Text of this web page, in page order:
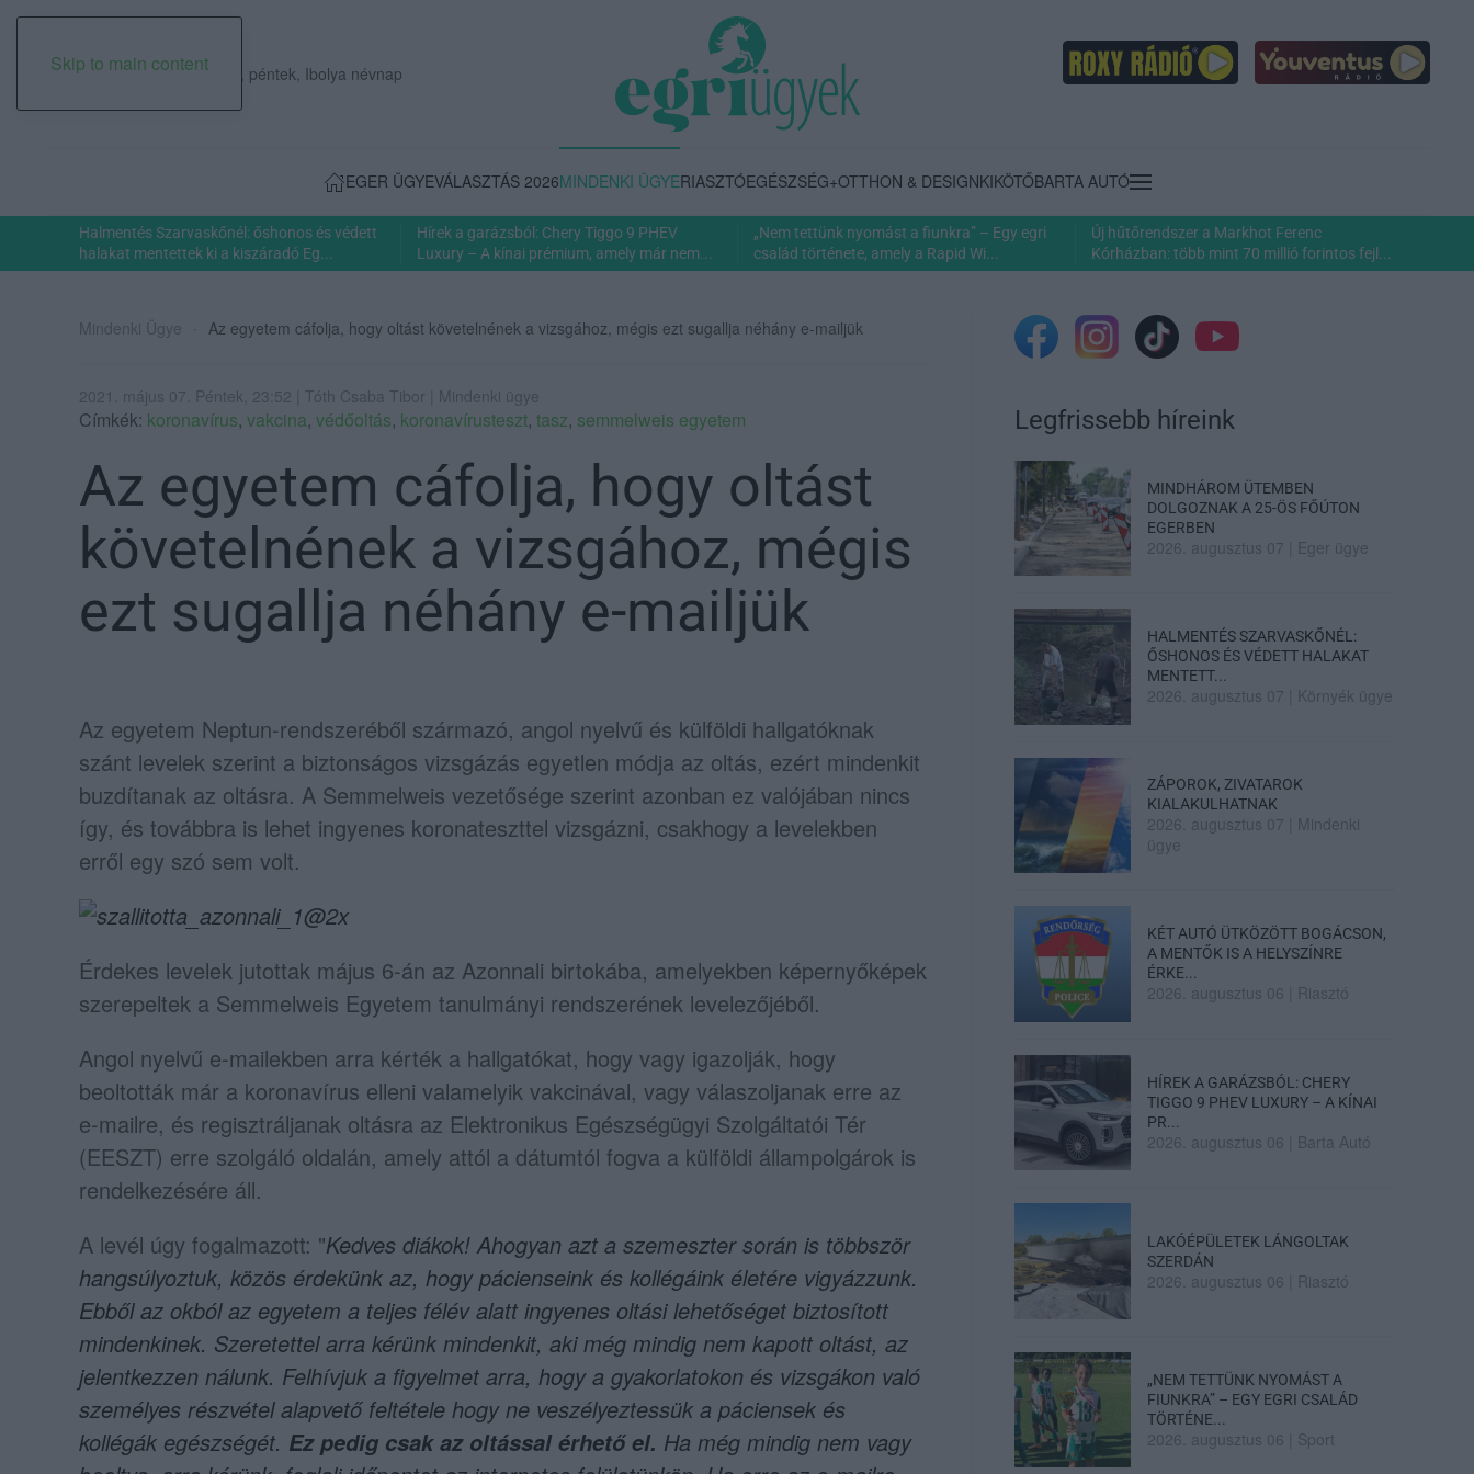
Skip to main content
2026. augusztus 07., péntek, Ibolya névnap
EGER ÜGYEVÁLASZTÁS 2026MINDENKI ÜGYERIASZTÓEGÉSZSÉG+OTTHON & DESIGNKIKÖTŐBARTA AUTÓ
Halmentés Szarvaskőnél: őshonos és védett
halakat mentettek ki a kiszáradó Eg...
Hírek a garázsból: Chery Tiggo 9 PHEV
Luxury – A kínai prémium, amely már nem...
„Nem tettünk nyomást a fiunkra” – Egy egri
család története, amely a Rapid Wi...
Új hűtőrendszer a Markhot Ferenc
Kórházban: több mint 70 millió forintos fejl...
Mindenki Ügye Az egyetem cáfolja, hogy oltást követelnének a vizsgához, mégis ezt sugallja néhány e-mailjük
2021. május 07. Péntek, 23:52 | Tóth Csaba Tibor | Mindenki ügye
Címkék: koronavírus, vakcina, védőoltás, koronavírusteszt, tasz, semmelweis egyetem
Az egyetem cáfolja, hogy oltást
követelnének a vizsgához, mégis
ezt sugallja néhány e-mailjük
Az egyetem Neptun-rendszeréből származó, angol nyelvű és külföldi hallgatóknak
szánt levelek szerint a biztonságos vizsgázás egyetlen módja az oltás, ezért mindenkit
buzdítanak az oltásra. A Semmelweis vezetősége szerint azonban ez valójában nincs
így, és továbbra is lehet ingyenes koronateszttel vizsgázni, csakhogy a levelekben
erről egy szó sem volt.
Érdekes levelek jutottak május 6-án az Azonnali birtokába, amelyekben képernyőképek
szerepeltek a Semmelweis Egyetem tanulmányi rendszerének levelezőjéből.
Angol nyelvű e-mailekben arra kérték a hallgatókat, hogy vagy igazolják, hogy
beoltották már a koronavírus elleni valamelyik vakcinával, vagy válaszoljanak erre az
e-mailre, és regisztráljanak oltásra az Elektronikus Egészségügyi Szolgáltatói Tér
(EESZT) erre szolgáló oldalán, amely attól a dátumtól fogva a külföldi állampolgárok is
rendelkezésére áll.
A levél úgy fogalmazott: "Kedves diákok! Ahogyan azt a szemeszter során is többször
hangsúlyoztuk, közös érdekünk az, hogy pácienseink és kollégáink életére vigyázzunk.
Ebből az okból az egyetem a teljes félév alatt ingyenes oltási lehetőséget biztosított
mindenkinek. Szeretettel arra kérünk mindenkit, aki még mindig nem kapott oltást, az
jelentkezzen nálunk. Felhívjuk a figyelmet arra, hogy a gyakorlatokon és vizsgákon való
személyes részvétel alapvető feltétele hogy ne veszélyeztessük a páciensek és
kollégák egészségét. Ez pedig csak az oltással érhető el. Ha még mindig nem vagy
Legfrissebb híreink
MINDHÁROM ÜTEMBEN
DOLGOZNAK A 25-ÖS FŐÚTON
EGERBEN
2026. augusztus 07 Eger ügye
HALMENTÉS SZARVASKŐNÉL:
ŐSHONOS ÉS VÉDETT HALAKAT
MENTETT...
2026. augusztus 07 Környék ügye
ZÁPOROK, ZIVATAROK
KIALAKULHATNAK
2026. augusztus 07
Mindenki
ügye
KÉT AUTÓ ÜTKÖZÖTT BOGÁCSON,
A MENTŐK IS A HELYSZÍNRE
ÉRKE...
2026. augusztus 06 Riasztó
HÍREK A GARÁZSBÓL: CHERY
TIGGO 9 PHEV LUXURY – A KÍNAI
PR...
2026. augusztus 06 Barta Autó
LAKÓÉPÜLETEK LÁNGOLTAK
SZERDÁN
2026. augusztus 06 Riasztó
„NEM TETTÜNK NYOMÁST A
FIUNKRA” – EGY EGRI CSALÁD
TÖRTÉNE...
2026. augusztus 06 Sport